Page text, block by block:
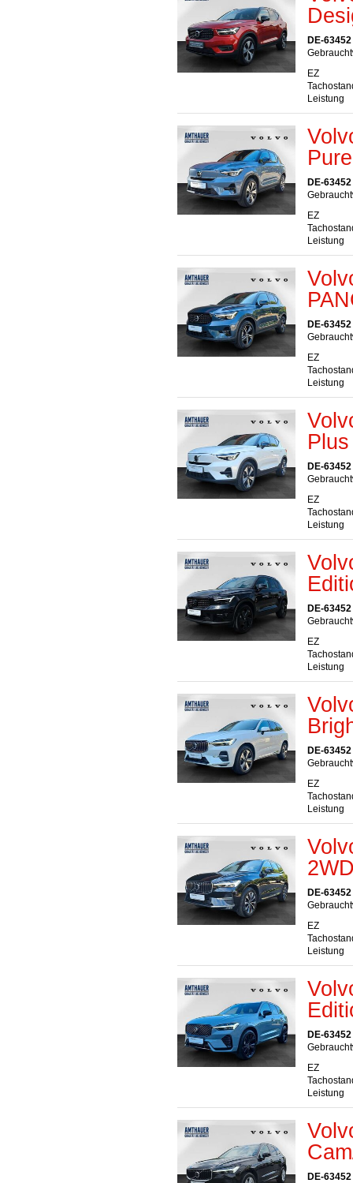
DE-
EZ
Leistung
DE-
EZ
Leistung
DE-
EZ
Leistung
DE-
EZ
Leistung
DE-
EZ
Leistung
DE-
EZ
Leistung
DE-
EZ
Leistung
DE-
EZ
Leistung
DE-